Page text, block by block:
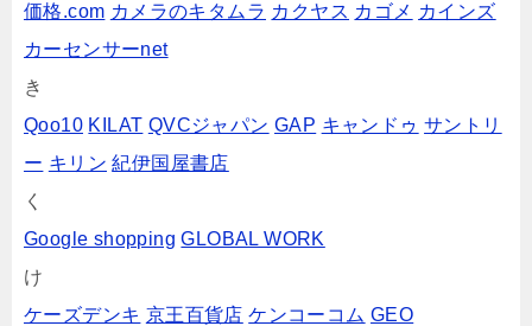
価格.com カメラのキタムラ カクヤス カゴメ カインズ
カーセンサーnet
き
Qoo10 KILAT QVCジャパン GAP キャンドゥ サントリ
ー キリン 紀伊国屋書店
く
Google shopping GLOBAL WORK
け
ケーズデンキ 京王百貨店 ケンコーコム GEO